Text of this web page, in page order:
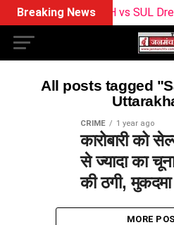
Breaking NewsBPH vs SUL
All posts tagged
CRIME 1 year ago
कारोबारी को
से ज्यादा का
की ठगी,
MORE